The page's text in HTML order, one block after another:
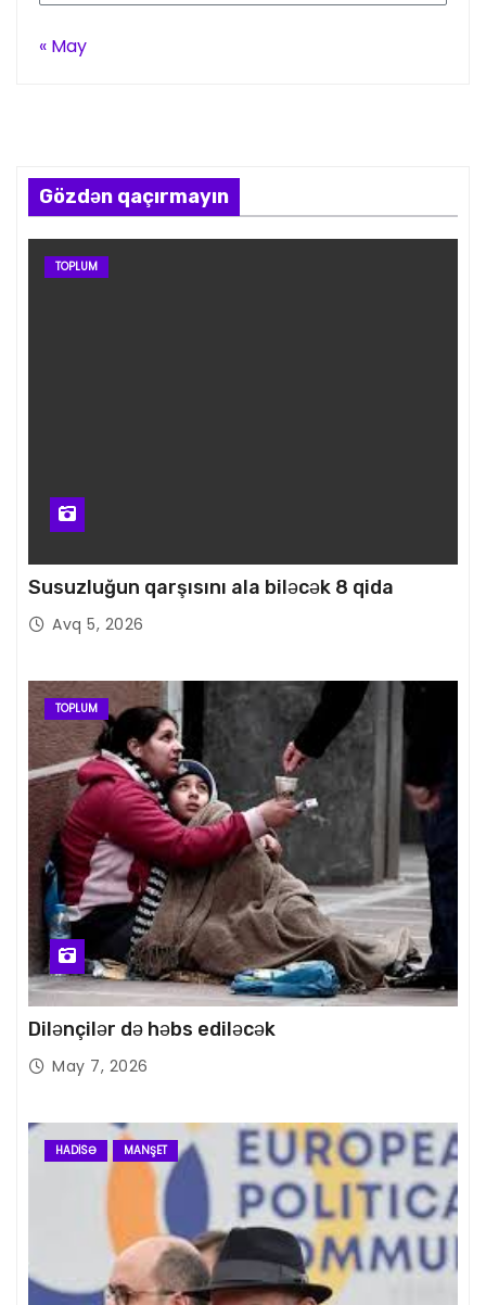
« May
Gözdən qaçırmayın
TOPLUM
Susuzluğun qarşısını ala biləcək 8 qida
Avq 5, 2026
TOPLUM
Dilənçilər də həbs ediləcək
May 7, 2026
HADISƏ MANŞET